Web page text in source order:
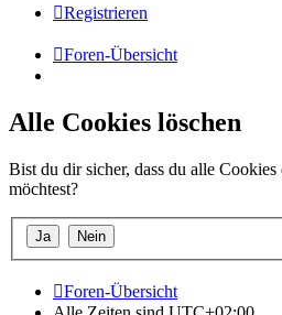
Registrieren
Foren-Übersicht
Alle Cookies löschen
Bist du dir sicher, dass du alle Cookies
möchtest?
Foren-Übersicht